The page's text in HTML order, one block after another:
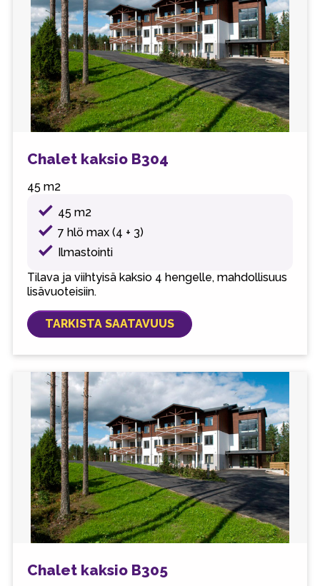
Chalet kaksio B304
45 m2
45 m2
7 hlö max (4 + 3)
Ilmastointi
Tilava ja viihtyisä kaksio 4 hengelle, mahdollisuus
lisävuoteisiin.
TARKISTA SAATAVUUS
Chalet kaksio B305